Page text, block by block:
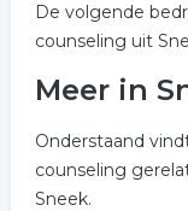
De volgende
counseling uit
Meer in
Onderstaand
counseling
Sneek.